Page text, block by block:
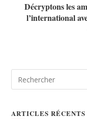
Décryptons les
l’international
ARTICLES RÉCENTS